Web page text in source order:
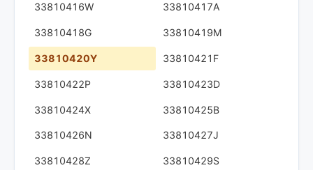
33810416W 33810417A
33810418G 33810419M
33810420Y 33810421F
33810422P 33810423D
33810424X 33810425B
33810426N 33810427J
33810428Z 33810429S